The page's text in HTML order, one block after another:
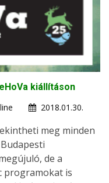
kiállításon
2018.01.30.
meg minden
de a
programokat is